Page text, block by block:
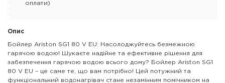
оплати)
Опис
Бойлер Ariston SG1 80 V EU: Насолоджуйтесь безмежною
гарячою водою! Шукаєте надійне та ефективне рішення для
забезпечення гарячою водою всього дому? Бойлер Ariston SG1
80 V EU – це саме те, що вам потрібно! Цей потужний та
функціональний водонагрівач стане незамінним помічником на